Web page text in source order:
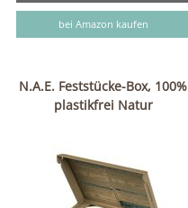
bei Amazon kaufen
N.A.E. Feststücke-Box, 100%
plastikfrei Natur